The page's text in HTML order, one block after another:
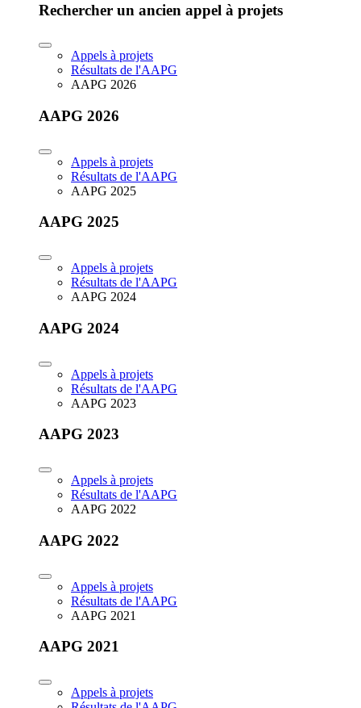
Rechercher un ancien appel à projets
Appels à projets
Résultats de l'AAPG
AAPG 2026
AAPG 2026
Appels à projets
Résultats de l'AAPG
AAPG 2025
AAPG 2025
Appels à projets
Résultats de l'AAPG
AAPG 2024
AAPG 2024
Appels à projets
Résultats de l'AAPG
AAPG 2023
AAPG 2023
Appels à projets
Résultats de l'AAPG
AAPG 2022
AAPG 2022
Appels à projets
Résultats de l'AAPG
AAPG 2021
AAPG 2021
Appels à projets